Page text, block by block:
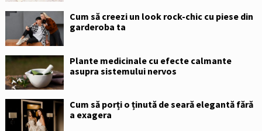
Cum să creezi un look rock-chic cu piese din
garderoba ta
Plante medicinale cu efecte calmante
asupra sistemului nervos
Cum să porți o ținută de seară elegantă fără
a exagera